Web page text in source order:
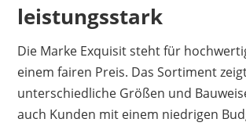
anstrengend und aufwendig zu sein.
in taubenblau wirkt leicht Türkis
wahrer Hingucker. Vor allem
viele Kunden eine positive
der Türanschlag kann nicht
leistungsstark
Die Marke Exquisit steht für
einem fairen Preis. Das Sortiment
unterschiedliche Größen und
auch Kunden mit einem niedrigen